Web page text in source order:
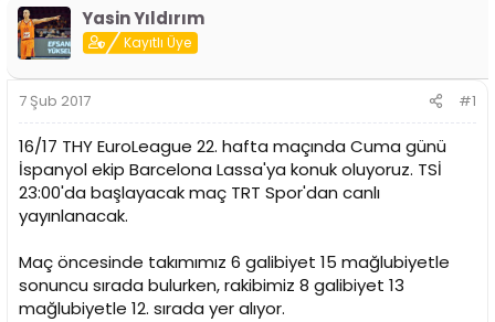
B
a
ş
l
a
t
a
n
g
ı
t
r
i
h
i
Yasin Yıldırım
Kayıtlı Üye
7 Şub 2017 #1
16/17 THY EuroLeague 22. hafta maçında Cuma günü
İspanyol ekip Barcelona Lassa'ya konuk oluyoruz. TSİ
23:00'da başlayacak maç TRT Spor'dan canlı
yayınlanacak.
Maç öncesinde takımımız 6 galibiyet 15 mağlubiyetle
sonuncu sırada bulurken, rakibimiz 8 galibiyet 13
mağlubiyetle 12. sırada yer alıyor.